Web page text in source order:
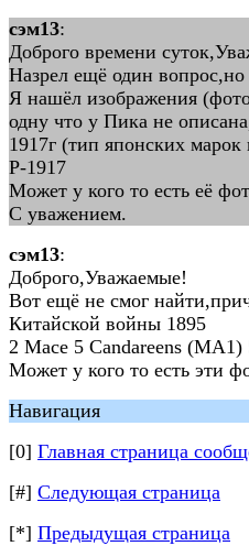
сэм13:
Доброго времени
Назрел ещё один
Я нашёл изображения
одну что у Пика не
1917г (тип японских
Р-1917
Может у кого то есть её
С уважением.
сэм13:
Доброго,Уважаемые!
Вот ещё не смог
Китайской войны 1895
2 Mace 5 Candareens
Может у кого то есть эти
Навигация
[0] Главная страница
[#] Следующая страница
[*] Предыдущая страница